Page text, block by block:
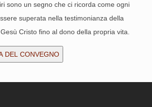
sono un segno che ci ricorda come ogni
superata nella testimonianza della
Cristo fino al dono della propria vita.
DEL CONVEGNO